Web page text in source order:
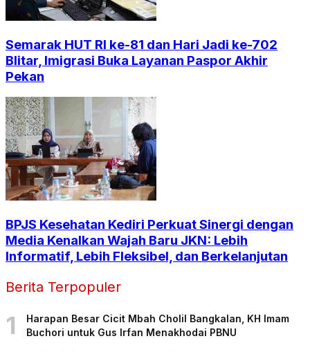
Semarak HUT RI ke-81 dan Hari Jadi ke-702
Blitar, Imigrasi Buka Layanan Paspor Akhir
Pekan
BPJS Kesehatan Kediri Perkuat Sinergi dengan
Media Kenalkan Wajah Baru JKN: Lebih
Informatif, Lebih Fleksibel, dan Berkelanjutan
Berita Terpopuler
1
Harapan Besar Cicit Mbah Cholil Bangkalan, KH Imam
Buchori untuk Gus Irfan Menakhodai PBNU